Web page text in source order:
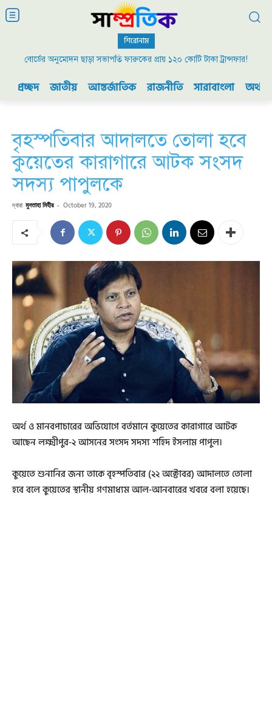
শিরোনাম
বোর্ডের অনুমোদন ছাড়া সভাপতি ফারুকের প্রায় ১২০ কোটি টাকা ট্রান্সফার!
প্রচ্ছদ জাতীয় আন্তর্জাতিক রাজনীতি সারাবাংলা
বৃহস্পতিবার আদালতে তোলা হবে
কুয়েতের কারাগারে আটক সংসদ
সদস্য পাপুলকে
দ্বারা মুনতাহা মিহীর - October 19, 2020
অর্থ ও মানবপাচারের অভিযোগে বর্তমানে কুয়েতের কারাগারে আটক
আছেন লক্ষ্মীপুর-২ আসনের সংসদ সদস্য শহিদ ইসলাম পাপুল।
কুয়েতে শুনানির জন্য তাকে বৃহস্পতিবার (২২ অক্টোবর) আদালতে তোলা
হবে বলে কুয়েতের স্থানীয় গণমাধ্যম আল-আনবারের খবরে বলা হয়েছে।